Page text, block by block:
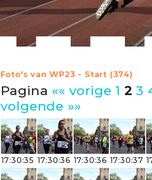
Foto's van WP23 - Start (374)
Pagina «« vorige 1 2 3
volgende »»
17:30:35 17:30:36 17:30:36 17:30:37